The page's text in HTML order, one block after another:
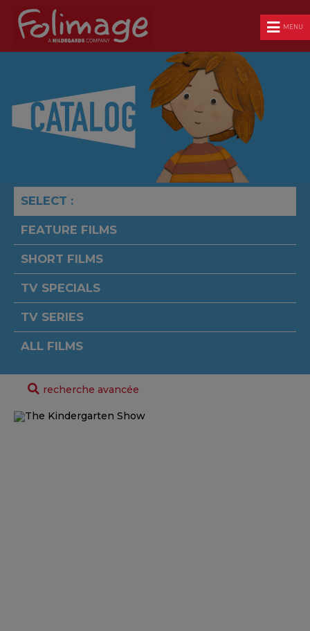
MENU
SELECT :
FEATURE FILMS
SHORT FILMS
TV SPECIALS
TV SERIES
ALL FILMS
recherche avancée